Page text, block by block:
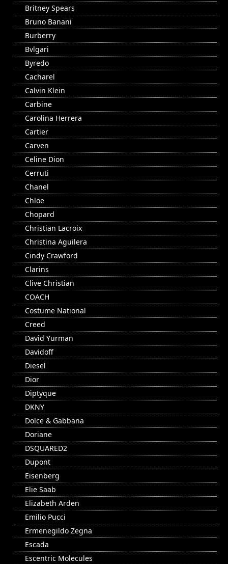
Britney Spears
Bruno Banani
Burberry
Bvlgari
Byredo
Cacharel
Calvin Klein
Carbine
Carolina Herrera
Cartier
Carven
Celine Dion
Cerruti
Chanel
Chloe
Chopard
Christian Lacroix
Christina Aguilera
Cindy Crawford
Clarins
Clive Christian
COACH
Costume National
Creed
David Yurman
Davidoff
Diesel
Dior
Diptyque
DKNY
Dolce & Gabbana
Doriane
DSQUARED2
Dupont
Eisenberg
Elie Saab
Elizabeth Arden
Emilio Pucci
Ermenegildo Zegna
Escada
Escentric Molecules